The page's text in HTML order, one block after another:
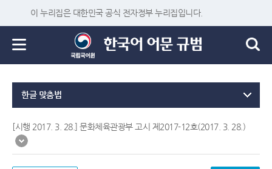
이 누리집은 대한민국 공식 전자정부 누리집입니다.
한글 맞춤법
[시행 2017. 3. 28.] 문화체육관광부 고시 제2017-12호(2017. 3. 28.)